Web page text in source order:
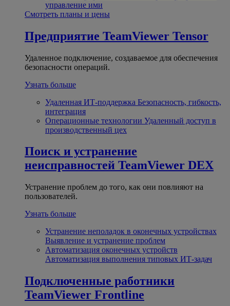
управление ими
Смотреть планы и цены
Предприятие TeamViewer Tensor
Удаленное подключение, создаваемое для обеспечения
безопасности операций.
Узнать больше
Удаленная ИТ-поддержка Безопасность, гибкость,
интеграция
Операционные технологии Удаленный доступ в
производственный цех
Поиск и устранение
неисправностей TeamViewer DEX
Устранение проблем до того, как они повлияют на
пользователей.
Узнать больше
Устранение неполадок в оконечных устройствах
Выявление и устранение проблем
Автоматизация оконечных устройств
Автоматизация выполнения типовых ИТ-задач
Подключенные работники
TeamViewer Frontline